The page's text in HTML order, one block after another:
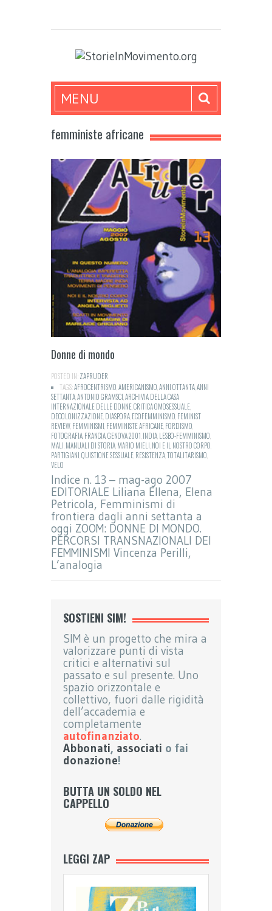
MENU
femministe africane
Donne di mondo
POSTED IN:ZAPRUDER
TAGS:AFROCENTRISMO,AMERICANISMO,ANNI OTTANTA,ANNI
SETTANTA,ANTONIO GRAMSCI,ARCHIVIA DELLA CASA
INTERNAZIONALE DELLE DONNE,CRITICA OMOSESSUALE,
DECOLONIZZAZIONE,DIASPORA,ECOFEMMINISMO,FEMINIST
REVIEW,FEMMINISMI,FEMMINISTE AFRICANE,FORDISMO,
FOTOGRAFIA,FRANCIA,GENOVA 2001,INDIA,LESBO-FEMMINISMO,
MALI,MANUALI DI STORIA,MARIO MIELI,NOI E IL NOSTRO CORPO,
PARTIGIANI,QUISTIONE SESSUALE,RESISTENZA,TOTALITARISMO,
VELO
Indice n. 13 – mag-ago 2007
EDITORIALE Liliana Ellena, Elena
Petricola, Femminismi di
frontiera dagli anni settanta a
oggi ZOOM: DONNE DI MONDO.
PERCORSI TRANSNAZIONALI DEI
FEMMINISMI Vincenza Perilli,
L’analogia
SOSTIENI SIM!
SIM è un progetto che mira a
valorizzare punti di vista
critici e alternativi sul
passato e sul presente. Uno
spazio orizzontale e
collettivo, fuori dalle rigidità
dell’accademia e
completamente
autofinanziato.
Abbonati, associati o fai
donazione!
BUTTA UN SOLDO NEL
CAPPELLO
LEGGI ZAP